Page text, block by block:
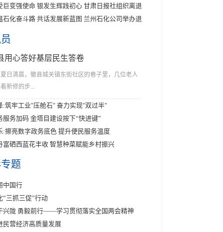
巨变强使命 银发生辉践初心 甘肃日报社组织离退
石化奋斗路 共话发展新蓝图 兰州石化公司举办退
用心答好基层民生答卷
夏日清晨，徽县城关镇东街社区的巷子里，几位老人
新修的步...
:筑牢工业"压舱石" 奋力实现"双过半"
服务加码 金塔目建设按下“快进键”
:擦亮数字政务底色 提升便民服务温度
富硒西蓝花丰收 智慧种菜赋能乡村振兴
题
中国行
“三抓三促”行动
兴陇 勇毅前行——学习贯彻落实全国两会精神
民营经济高质量发展